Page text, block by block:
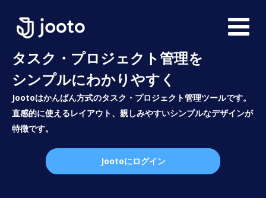
タスク・プロジェクト管理を
シンプルにわかりやすく
Jootoはかんばん方式のタスク・プロジェクト管理ツールです。
直感的に使えるレイアウト、親しみやすいシンプルなデザインが
特徴です。
Jootoにログイン